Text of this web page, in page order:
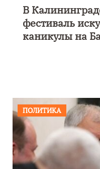
В
фестиваль
каникулы на
ПОЛИТИКА